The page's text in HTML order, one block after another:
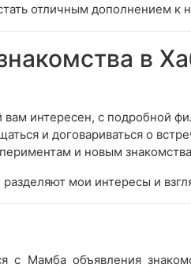
отличным дополнением
в
интересен, с подробной
и договариваться о
и новым
мои интересы и
с Мамба объявления